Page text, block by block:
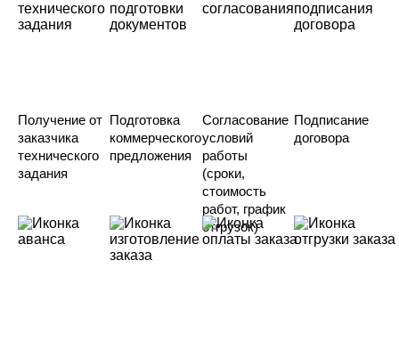
Получение от
заказчика
технического
задания
Подготовка
коммерческого
предложения
Согласование
условий
работы
(сроки,
стоимость
работ, график
отгрузок)
Подписание
договора